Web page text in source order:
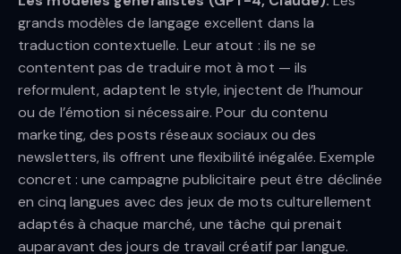
grands modèles de langage excellent dans la
traduction contextuelle. Leur atout : ils ne se
contentent pas de traduire mot à mot — ils
reformulent, adaptent le style, injectent de l’humour
ou de l’émotion si nécessaire. Pour du contenu
marketing, des posts réseaux sociaux ou des
newsletters, ils offrent une flexibilité inégalée. Exemple
concret : une campagne publicitaire peut être déclinée
en cinq langues avec des jeux de mots culturellement
adaptés à chaque marché, une tâche qui prenait
auparavant des jours de travail créatif par langue.